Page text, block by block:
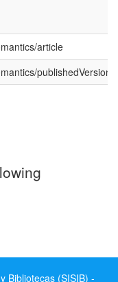
article
publishedVersion
Bibliotecas (SISIB) -